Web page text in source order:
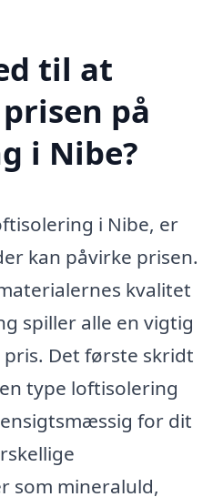
til at
på
i Nibe?
i Nibe, er
kan påvirke prisen.
kvalitet
spiller alle en vigtig
Det første skridt
type loftisolering
for dit
som mineraluld,